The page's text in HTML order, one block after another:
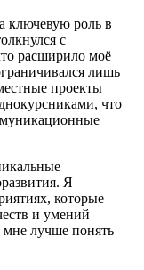
ключевую роль в
с
расширило моё
лишь
проекты
что
Я
которые
и умений
лучше понять